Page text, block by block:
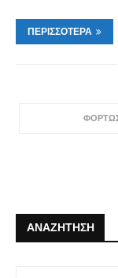
ΠΕΡΙΣΣΌΤΕΡΑ
ΑΝΑΖΉΤΗΣΗ